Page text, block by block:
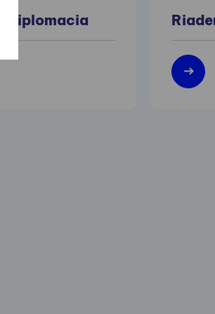
diplomacia